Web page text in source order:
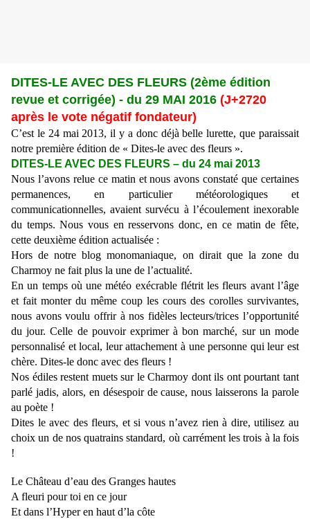
DITES-LE AVEC DES FLEURS (2ème édition
revue et corrigée) - du 29 MAI 2016 (J+2720
après le vote négatif fondateur)
C’est le 24 mai 2013, il y a donc déjà belle lurette, que paraissait
notre première édition de « Dites-le avec des fleurs ».
DITES-LE AVEC DES FLEURS – du 24 mai 2013
Nous l’avons relue ce matin et nous avons constaté que certaines
permanences, en particulier météorologiques et
communicationnelles, avaient survécu à l’écoulement inexorable
du temps. Nous vous en resservons donc, en ce matin de fête,
cette deuxième édition actualisée :
Hors de notre blog monomaniaque, on dirait que la zone du
Charmoy ne fait plus la une de l’actualité.
En un temps où une météo exécrable flétrit les fleurs avant l’âge
et fait monter du même coup les cours des corolles survivantes,
nous avons voulu offrir à nos fidèles lecteurs/trices l’opportunité
du jour. Celle de pouvoir exprimer à bon marché, sur un mode
personnalisé et local, leur attachement à une personne qui leur est
chère. Dites-le donc avec des fleurs !
Nos édiles restent muets sur le Charmoy dont ils ont pourtant tant
parlé jadis, alors, en désespoir de cause, nous laisserons la parole
au poète !
Dites le avec des fleurs, et si vous n’avez rien à dire, utilisez au
choix un de nos quatrains standard, où carrément les trois à la fois
!
Le Château d’eau des Granges hautes
A fleuri pour toi en ce jour
Et dans l’Hyper en haut d’la côte